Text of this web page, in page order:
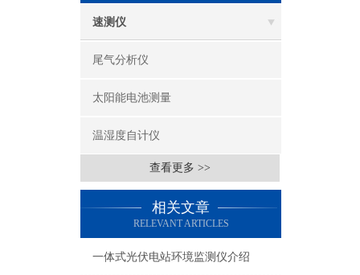
速测仪
尾气分析仪
太阳能电池测量
温湿度自计仪
查看更多 >>
相关文章
RELEVANT ARTICLES
一体式光伏电站环境监测仪介绍